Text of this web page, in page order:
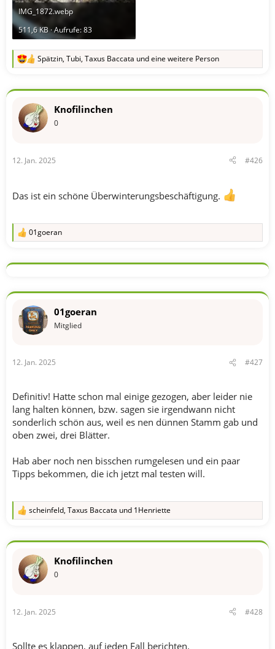
IMG_1872.webp
511,6 KB · Aufrufe: 83
R
k
o
:
Spätzin, Tubi, Taxus Baccata und eine weitere Person
Knofilinchen
0
12. Jan. 2025 #426
Das ist ein schöne Überwinterungsbeschäftigung.
R
k
o
e
n
01goeran
01goeran
Mitglied
12. Jan. 2025 #427
Definitiv! Hatte schon mal einige gezogen, aber leider nie
lang halten können, bzw. sagen sie irgendwann nicht
sonderlich schön aus, weil es nen dünnen Stamm gab und
oben zwei, drei Blätter.
Hab aber noch nen bisschen rumgelesen und ein paar
Tipps bekommen, die ich jetzt mal testen will.
R
k
o
:
scheinfeld, Taxus Baccata und 1Henriette
Knofilinchen
0
12. Jan. 2025 #428
Sollte es klappen, auf jeden Fall berichten.